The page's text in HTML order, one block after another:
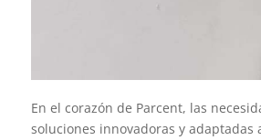
En el corazón de Parcent, las
soluciones innovadoras y